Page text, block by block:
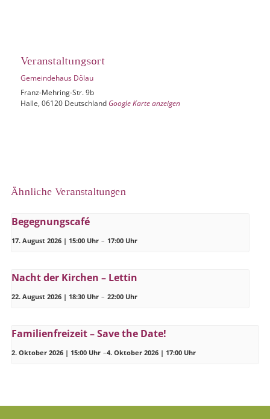
Veranstaltungsort
Gemeindehaus Dölau
Franz-Mehring-Str. 9b
Halle, 06120 Deutschland Google Karte anzeigen
Ähnliche Veranstaltungen
Begegnungscafé
17. August 2026 | 15:00 Uhr – 17:00 Uhr
Nacht der Kirchen – Lettin
22. August 2026 | 18:30 Uhr – 22:00 Uhr
Familienfreizeit – Save the Date!
2. Oktober 2026 | 15:00 Uhr –4. Oktober 2026 | 17:00 Uhr